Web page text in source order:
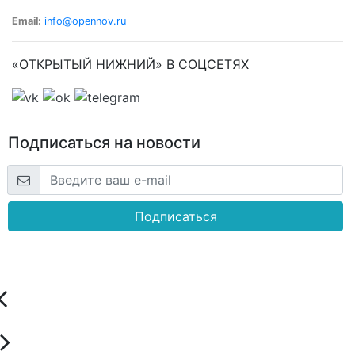
Email: info@opennov.ru
«ОТКРЫТЫЙ НИЖНИЙ» В СОЦСЕТЯХ
Подписаться на новости
Подписаться